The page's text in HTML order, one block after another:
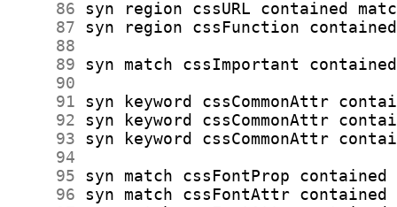
     86
     87
     88
     89
     90
     91
     92
     93
     94
     95
     96